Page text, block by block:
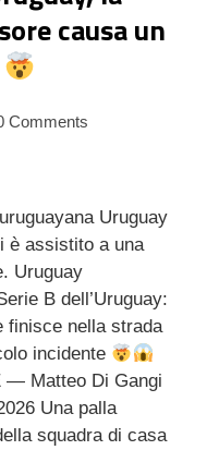
causa un
Comments
Uruguay
è assistito a una
Uruguay
B dell’Uruguay:
finisce nella strada
incidente
— Matteo Di Gangi
Una palla
squadra di casa